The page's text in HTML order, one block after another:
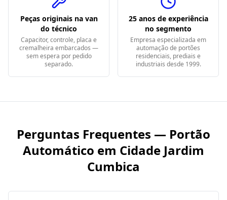
Peças originais na van
do técnico
Capacitor, controle, placa e
cremalheira embarcados —
sem espera por pedido
separado.
25 anos de experiência
no segmento
Empresa especializada em
automação de portões
residenciais, prediais e
industriais desde 1999.
Perguntas Frequentes — Portão
Automático em Cidade Jardim
Cumbica